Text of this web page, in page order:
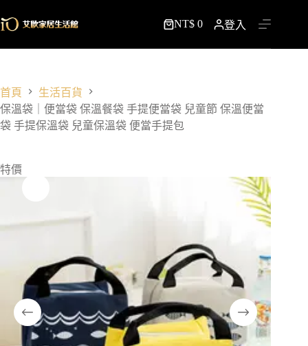
至
容
購
物
NT$ 0 登入
首頁
生活百貨
保溫袋｜便當袋 保溫餐袋 手提便當袋 兒童節 保溫便當
袋 手提保溫袋 兒童保溫袋 便當手提包
特價